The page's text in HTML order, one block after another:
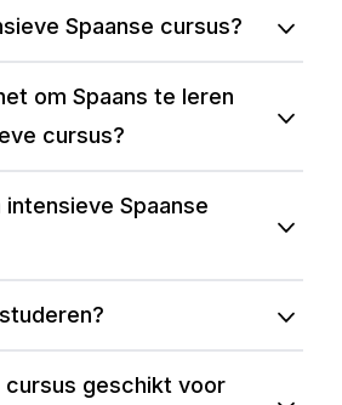
Spaanse cursus?
om Spaans te leren
cursus?
intensieve Spaanse
cursus geschikt voor